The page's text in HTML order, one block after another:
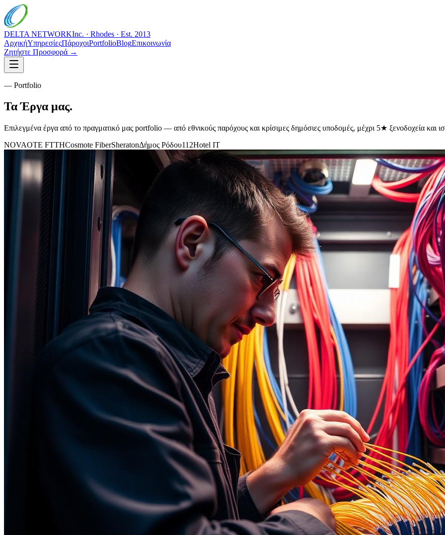
DELTA NETWORKInc. · Rhodes · Est. 2013
ΑρχικήΥπηρεσίεςΠάροχοιPortfolioBlogΕπικοινωνία
Ζητήστε Προσφορά →
— Portfolio
ΤαΈργαμας.
Επιλεγμένα έργα από το πραγματικό μας portfolio — από εθνικούς παρόχους και κρίσιμες δημόσιες υποδομές, μέχρι 5★ ξενοδοχεία και
NOVAOTE FTTHCosmote FiberSheratonΔήμος Ρόδου112Hotel IT